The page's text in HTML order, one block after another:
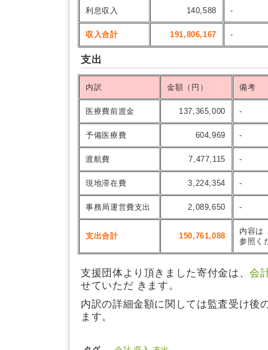
利息収入 140,588 -
収入合計 191,806,167 -
支出
内訳 金額（円） 備考
医療費前渡金 137,365,000 -
予備医療費 604,969 -
渡航費 7,477,115 -
現地滞在費 3,224,354 -
事務局運営費支出 2,089,650 -
支出合計 150,761,088
内容は
参照く
支援団体より頂きました寄付金は、会
せていただ きます。
内訳の詳細金額に関しては監査受け後
ます。